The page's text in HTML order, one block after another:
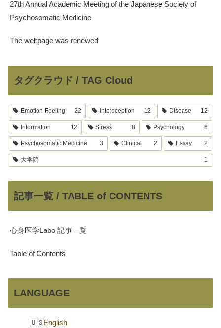
27th Annual Academic Meeting of the Japanese Society of
Psychosomatic Medicine
The webpage was renewed
タグクラウド / TAG Cloud
Emotion-Feeling 22 Interoception 12 Disease 12
Information 12 Stress 8 Psychology 6
Psychosomatic Medicine 3 Clinical 2 Essay 2
大学院 1
記事一覧 / TABLE of CONTENTS
心身医学Labo 記事一覧
Table of Contents
LANGUAGE
English